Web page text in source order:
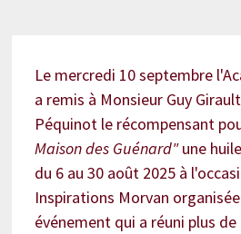
Le mercredi 10 septembre
a remis à Monsieur Guy
Péquinot le récompensant
Maison des Guénard"une
du 6 au 30 août 2025 à
Inspirations Morvan
événement qui a réuni plus